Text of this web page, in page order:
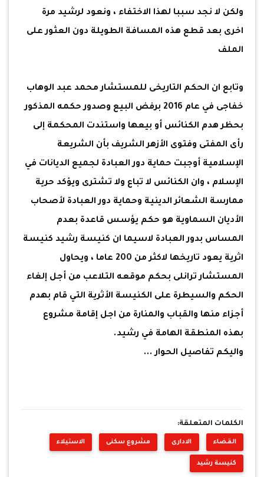
ولكن لا نجد سببا لهذا الاختفاء ، ونعود لرشيد مرة
اخرى بعد قطع هذه المسافة الطويلة دون العثور على
الملف
وتابع ان الحكم التاريخى للمستشار محمد عبد الوهاب
خفاجى في عام 2016 برفض البيع وصدور حكمه المذكور
بحظر هدم الكنائس أو بيعها واستندت المحكمة إلى
رأى المفتى وفتوى الأزهر الشريف بأن الشريعة
الإسلامية أوجبت حماية دور العبادة لجميع الديانات في
الإسلام ، وان الكنائس لا تباع ولا تشترى ويؤكد حرية
ممارسة الشعائر الدينية وحماية دور العبادة لأصحاب
الأديان السماوية هو حكم يؤسس قاعدة بعدم
المساس بدور العبادة لاسيما ان كنيسة رشيد كنيسة
اثرية يعود تاريخها لاكثر من 200 عاما ، ويحاول
المستشار ترانلى بحكم موقعه التلاعب من أجل إلغاء
الحكم والسيطرة على الكنيسة الأثرية التي قام بهدم
أجزاء منها والقباب والمنارة من اجل إقامة مشروع
بهذه المنطقة الهامة في رشيد.
واليكم تفاصيل الحوار ...
الكلمات المتعلقة:
القضاء الادارى مشروع سكنى الاستيلاء
كنيسة رشيد